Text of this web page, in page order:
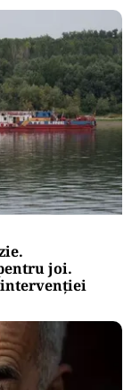
capitale:
unei scene